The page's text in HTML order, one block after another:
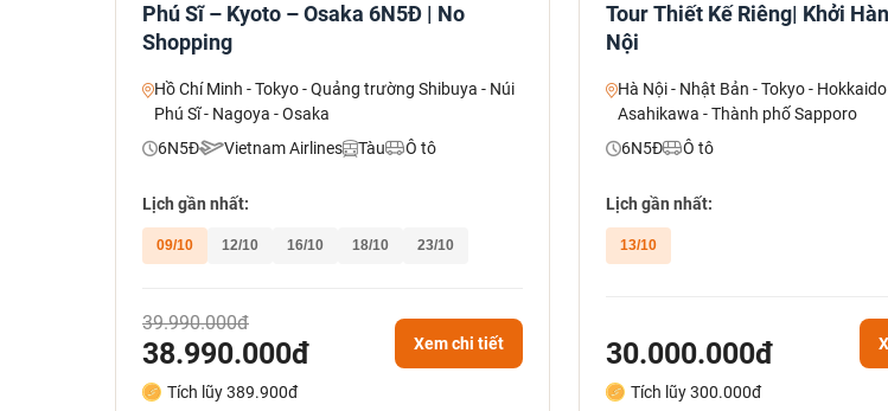
Phú Sĩ – Kyoto – Osaka 6N5Đ | No
Shopping
Hồ Chí Minh - Tokyo - Quảng trường Shibuya - Núi
Phú Sĩ - Nagoya - Osaka
6N5Đ
Vietnam Airlines Tàu Ô tô
Lịch gần nhất:
09/10 12/10 16/10 18/10 23/10
39.990.000đ
38.990.000đ Xem chi tiết
Tích lũy 389.900đ
Tour Thiết Kế Riêng| Khởi
Nội
Hà Nội - Nhật Bản - Tokyo -
Asahikawa - Thành phố Sapporo
6N5Đ
Ô tô
Lịch gần nhất:
13/10
30.000.000đ
Tích lũy 300.000đ